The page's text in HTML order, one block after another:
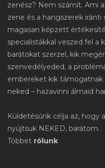
zenész? Nem számít. Ami
zene és a hangszerek
magasan képzett
specialistákkal veszed fel a
barátokat szerzel, kik
szenvedélyeded, a
embereket kik
neked – hazavinni álmaid
Küldetésűnk célja az, hogy
nyújtsuk NEKED, barátom.
Többet rólunk